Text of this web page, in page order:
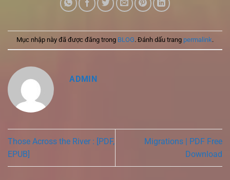
Mục nhập này đã được đăng trong BLOG. Đánh dấu trang permalink.
ADMIN
Those Across the River : [PDF,
EPUB]
Migrations | PDF Free
Download